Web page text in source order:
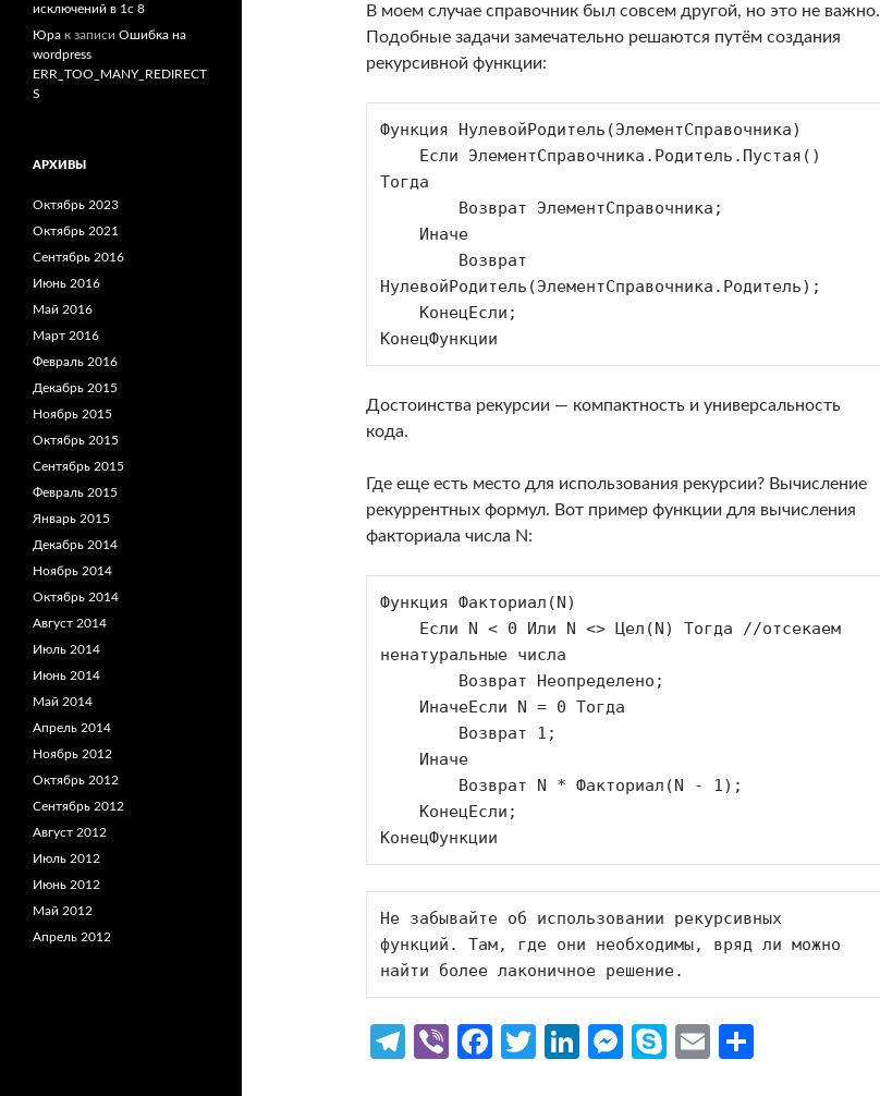
В моем случае справочник был совсем другой, но это не важно.
Подобные задачи замечательно решаются путём создания
рекурсивной функции:
Функция НулевойРодитель(ЭлементСправочника)
Тогда
НулевойРодитель(ЭлементСправочника.Родитель);
КонецФункции
Достоинства рекурсии — компактность и универсальность
кода.
Где еще есть место для использования рекурсии? Вычисление
рекуррентных формул. Вот пример функции для вычисления
факториала числа N:
Функция Факториал(N)
ненатуральные числа
КонецФункции
Не забывайте об использовании рекурсивных
функций. Там, где они необходимы, вряд ли можно
найти более лаконичное решение.
Te
Vi
Fa
T
Li
M
S
E
исключений в 1с 8
Юра к записи Ошибка на
wordpress
ERR_TOO_MANY_REDIRECT
S
АРХИВЫ
Октябрь 2023
Октябрь 2021
Сентябрь 2016
Июнь 2016
Май 2016
Март 2016
Февраль 2016
Декабрь 2015
Ноябрь 2015
Октябрь 2015
Сентябрь 2015
Февраль 2015
Январь 2015
Декабрь 2014
Ноябрь 2014
Октябрь 2014
Август 2014
Июль 2014
Июнь 2014
Май 2014
Апрель 2014
Ноябрь 2012
Октябрь 2012
Сентябрь 2012
Август 2012
Июль 2012
Июнь 2012
Май 2012
Апрель 2012